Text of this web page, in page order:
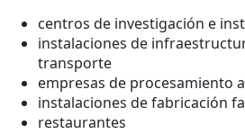
centros de investigación e
instalaciones de
transporte
empresas de procesamiento
instalaciones de fabricación
restaurantes